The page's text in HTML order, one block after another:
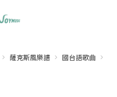
薩克斯風樂譜
國台語歌曲